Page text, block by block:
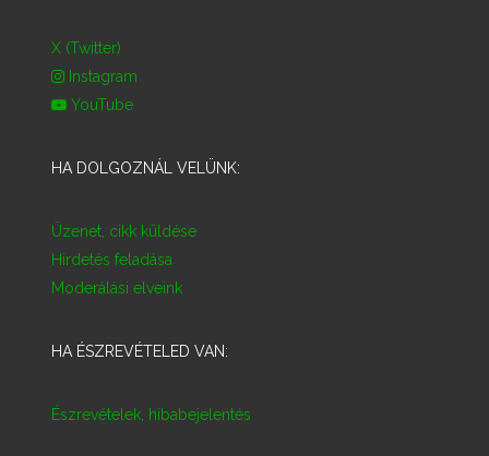
X (Twitter)
Instagram
YouTube
HA DOLGOZNÁL VELÜNK:
Üzenet, cikk küldése
Hirdetés feladása
Moderálási elveink
HA ÉSZREVÉTELED VAN:
Észrevételek, hibabejelentés